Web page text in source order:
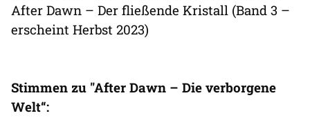
After Dawn – Der fließende Kristall (Band 3 –
erscheint Herbst 2023)
Stimmen zu "After Dawn – Die verborgene
Welt“: